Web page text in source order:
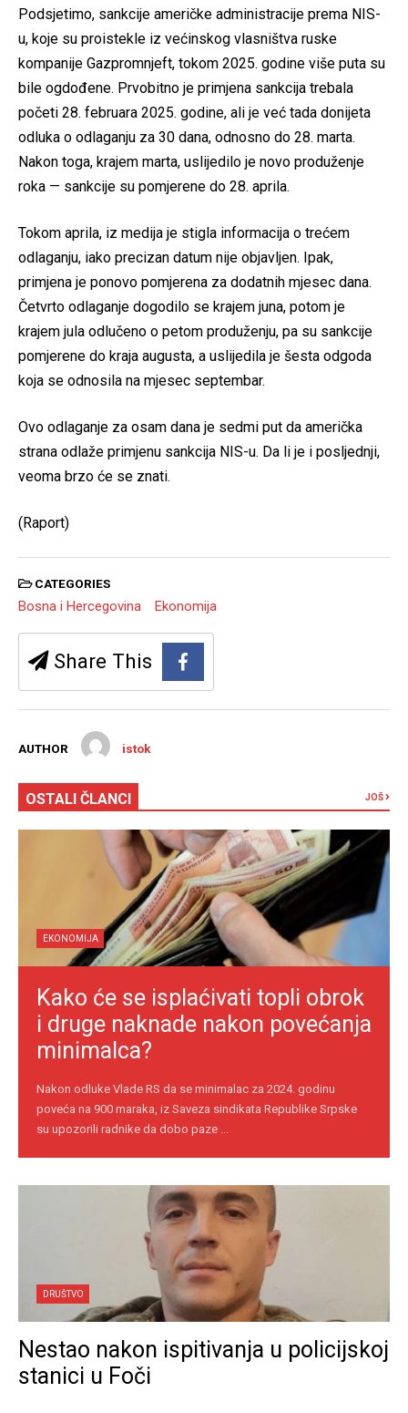
Podsjetimo, sankcije američke administracije prema NIS-
u, koje su proistekle iz većinskog vlasništva ruske
kompanije Gazpromnjeft, tokom 2025. godine više puta su
bile ogdođene. Prvobitno je primjena sankcija trebala
početi 28. februara 2025. godine, ali je već tada donijeta
odluka o odlaganju za 30 dana, odnosno do 28. marta.
Nakon toga, krajem marta, uslijedilo je novo produženje
roka — sankcije su pomjerene do 28. aprila.
Tokom aprila, iz medija je stigla informacija o trećem
odlaganju, iako precizan datum nije objavljen. Ipak,
primjena je ponovo pomjerena za dodatnih mjesec dana.
Četvrto odlaganje dogodilo se krajem juna, potom je
krajem jula odlučeno o petom produženju, pa su sankcije
pomjerene do kraja augusta, a uslijedila je šesta odgoda
koja se odnosila na mjesec septembar.
Ovo odlaganje za osam dana je sedmi put da američka
strana odlaže primjenu sankcija NIS-u. Da li je i posljednji,
veoma brzo će se znati.
(Raport)
CATEGORIES
Bosna i Hercegovina Ekonomija
Share This
AUTHOR istok
OSTALI ČLANCI JOŠ
EKONOMIJA
Kako će se isplaćivati topli obrok
i druge naknade nakon povećanja
minimalca?
Nakon odluke Vlade RS da se minimalac za 2024. godinu
poveća na 900 maraka, iz Saveza sindikata Republike Srpske
su upozorili radnike da dobo paze ...
DRUŠTVO
Nestao nakon ispitivanja u policijskoj
stanici u Foči